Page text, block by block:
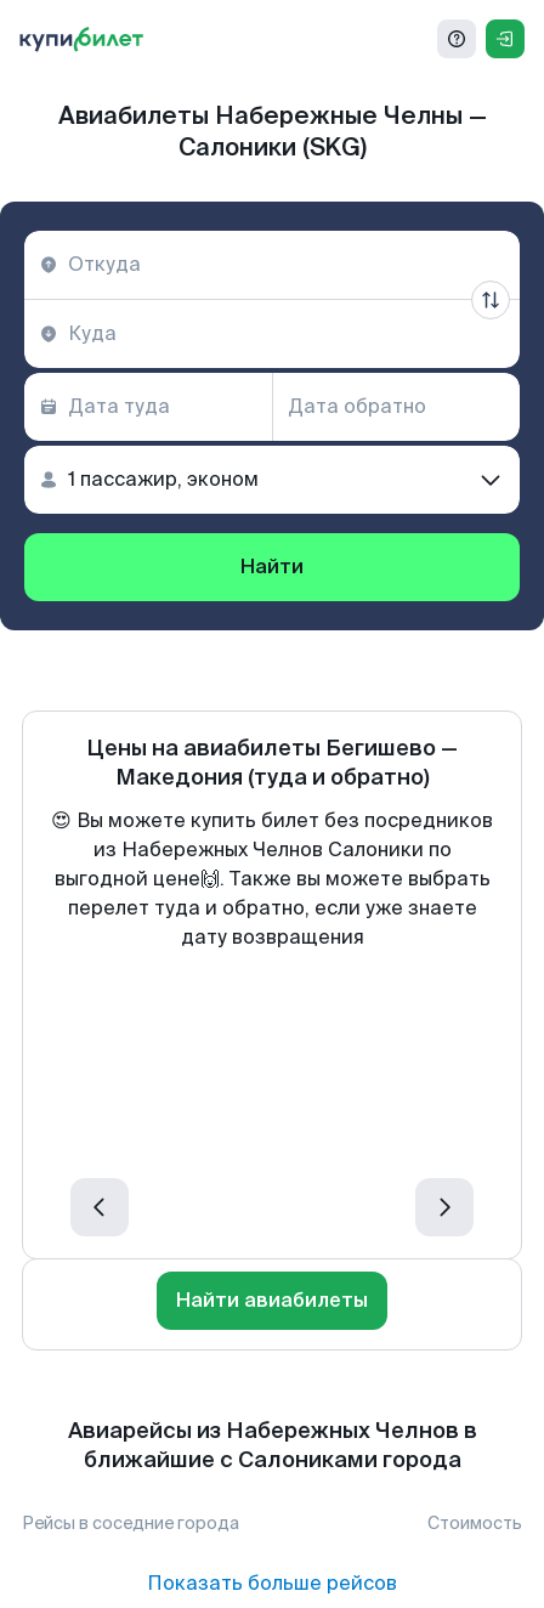
Авиабилеты Набережные Челны —
Салоники (SKG)
Найти
Цены на авиабилеты Бегишево —
Македония (туда и обратно)
😍 Вы можете купить билет без посредников
из Набережных Челнов Салоники по
выгодной цене🙌. Также вы можете выбрать
перелет туда и обратно, если уже знаете
дату возвращения
Найти авиабилеты
Авиарейсы из Набережных Челнов в
ближайшие с Салониками города
Рейсы в соседние города Стоимость
Показать больше рейсов